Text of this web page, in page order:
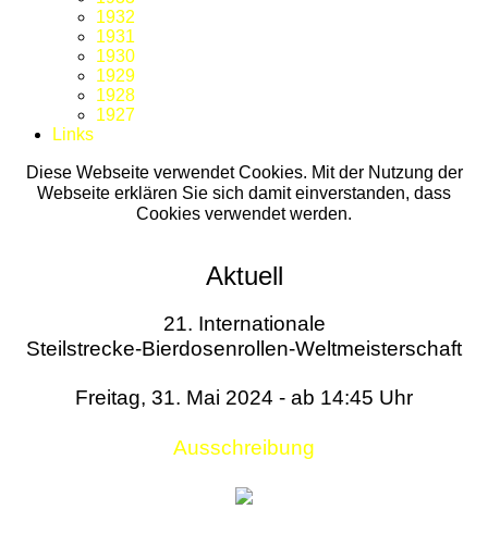
1932
1931
1930
1929
1928
1927
Links
Diese Webseite verwendet Cookies. Mit der Nutzung der
Webseite erklären Sie sich damit einverstanden, dass
Cookies verwendet werden.
Aktuell
21. Internationale
Steilstrecke-Bierdosenrollen-Weltmeisterschaft
Freitag, 31. Mai 2024 - ab 14:45 Uhr
Ausschreibung